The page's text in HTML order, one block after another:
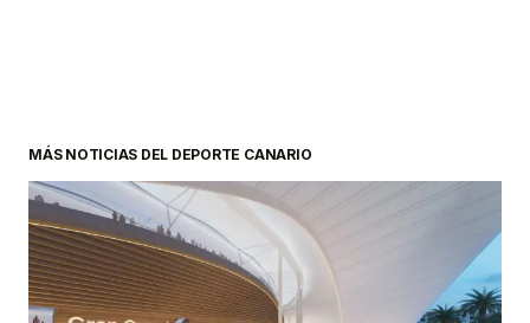
MÁS NOTICIAS DEL DEPORTE CANARIO